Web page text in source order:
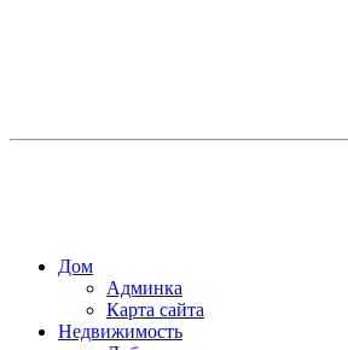
Дом
Админка
Карта сайта
Недвижимость